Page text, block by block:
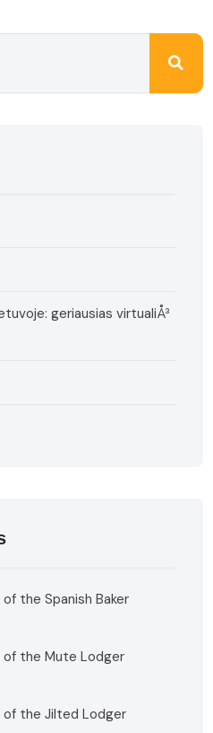
geriausias virtualiÅ³
the Spanish Baker
of the Mute Lodger
of the Jilted Lodger